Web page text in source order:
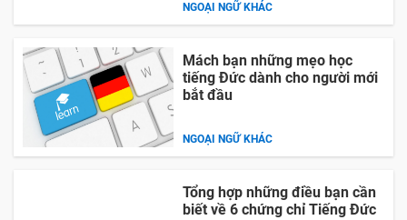
NGOẠI NGỮ KHÁC
Mách bạn những mẹo học
tiếng Đức dành cho người mới
bắt đầu
NGOẠI NGỮ KHÁC
Tổng hợp những điều bạn cần
biết về 6 chứng chỉ Tiếng Đức